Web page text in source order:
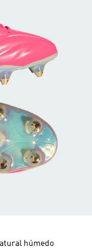
húmedo